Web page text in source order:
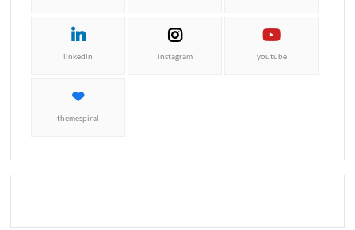
linkedin instagram youtube
themespiral